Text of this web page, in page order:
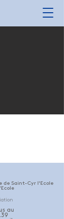
de Saint-Cyr l'Ecole
au